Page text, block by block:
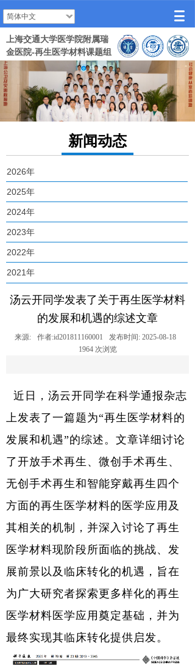
简体中文
上海交通大学医学院附属瑞
金医院-再生医学材料课题组
新闻动态
2026年
2025年
2024年
2023年
2022年
2021年
汤云开同学发表了关于再生医学材料
的发展和机遇的综述文章
来源: 作者:id201811160001 发布时间: 2025-08-18
1964 次浏览
近日，汤云开同学在科学通报杂志
上发表了一篇题为“再生医学材料的
发展和机遇”的综述。 文章详细讨论
了开放手术再生、微创手术再生、
无创手术再生和智能穿戴再生四个
方面的再生医学材料的医学应用及
其相关的机制，并深入讨论了再生
医学材料现阶段所面临的挑战、发
展前景以及临床转化的机遇，旨在
为广大研究者探索更多样化的再生
医学材料医学应用奠定基础，并为
最终实现其临床转化提供启发。